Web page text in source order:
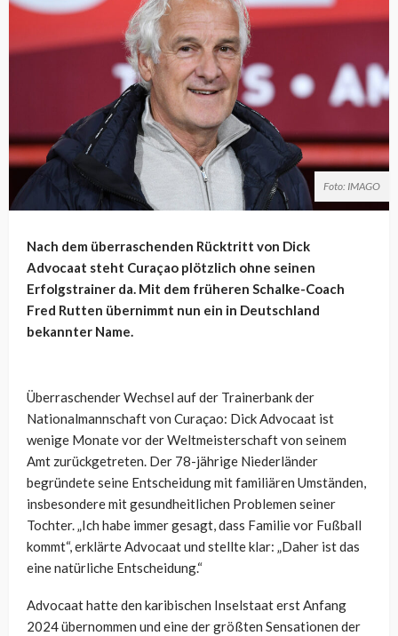
Foto: IMAGO
Nach dem überraschenden Rücktritt von Dick
Advocaat steht Curaçao plötzlich ohne seinen
Erfolgstrainer da. Mit dem früheren Schalke-Coach
Fred Rutten übernimmt nun ein in Deutschland
bekannter Name.
Überraschender Wechsel auf der Trainerbank der
Nationalmannschaft von Curaçao: Dick Advocaat ist
wenige Monate vor der Weltmeisterschaft von seinem
Amt zurückgetreten. Der 78-jährige Niederländer
begründete seine Entscheidung mit familiären Umständen,
insbesondere mit gesundheitlichen Problemen seiner
Tochter. „Ich habe immer gesagt, dass Familie vor Fußball
kommt“, erklärte Advocaat und stellte klar: „Daher ist das
eine natürliche Entscheidung.“
Advocaat hatte den karibischen Inselstaat erst Anfang
2024 übernommen und eine der größten Sensationen der